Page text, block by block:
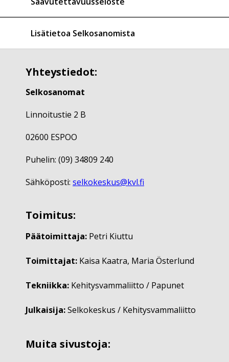
Lisätietoa Selkosanomista
Yhteystiedot:
Selkosanomat
Linnoitustie 2 B
02600 ESPOO
Puhelin: (09) 34809 240
Sähköposti: selkokeskus@kvl.fi
Toimitus:
Päätoimittaja: Petri Kiuttu
Toimittajat: Kaisa Kaatra, Maria Österlund
Tekniikka: Kehitysvammaliitto / Papunet
Julkaisija:Selkokeskus / Kehitysvammaliitto
Muita sivustoja: